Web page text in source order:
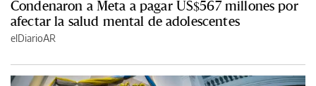
Condenaron a Meta a pagar US$567 millones por
afectar la salud mental de adolescentes
elDiarioAR